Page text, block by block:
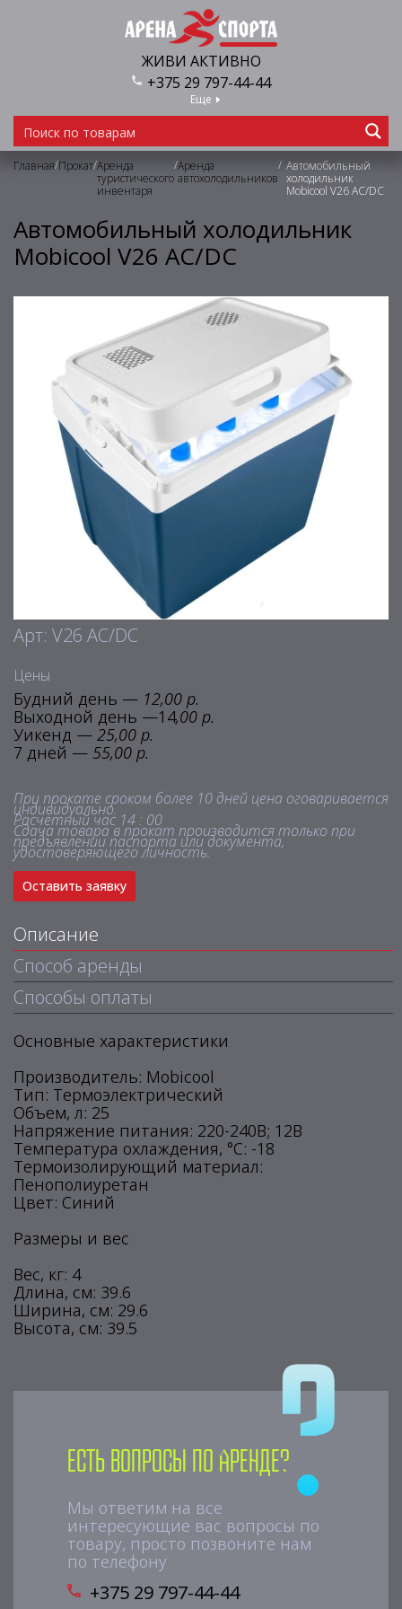
ЖИВИ АКТИВНО
+375 29 797-44-44
Еще
Главная/Прокат/Аренда
туристического
инвентаря
/Аренда
автохолодильников
/ Автомобильный
холодильник
Mobicool V26 AC/DC
Автомобильный холодильник
Mobicool V26 AC/DC
Арт: V26 AC/DC
Цены
Будний день — 12,00 р.
Выходной день —14,00 р.
Уикенд — 25,00 р.
7 дней — 55,00 р.
При прокате сроком более 10 дней цена оговаривается
индивидуально.
Расчетный час 14 : 00
Сдача товара в прокат производится только при
предъявлении паспорта или документа,
удостоверяющего личность.
Оставить заявку
Описание
Способ аренды
Способы оплаты
Основные характеристики
Производитель: Mobicool
Тип: Термоэлектрический
Объем, л: 25
Напряжение питания: 220-240В; 12В
Температура охлаждения, °C: -18
Термоизолирующий материал:
Пенополиуретан
Цвет: Синий
Размеры и вес
Вес, кг: 4
Длина, см: 39.6
Ширина, см: 29.6
Высота, см: 39.5
Есть вопросы по аренде?
Мы ответим на все
интересующие вас вопросы по
товару, просто позвоните нам
по телефону
+375 29 797-44-44